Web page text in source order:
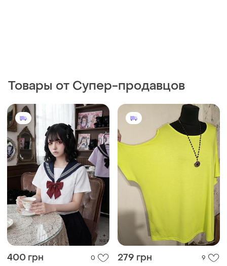
Товары от Супер-продавцов
400 грн 0 279 грн 9